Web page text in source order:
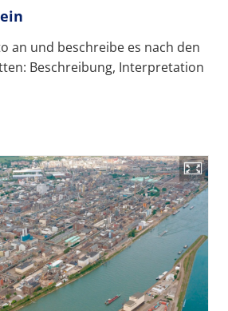
an und beschreibe es nach den
Beschreibung, Interpretation